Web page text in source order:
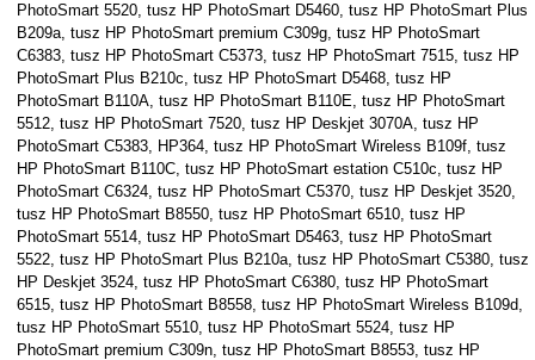
PhotoSmart 5520, tusz HP PhotoSmart D5460, tusz HP PhotoSmart Plus
B209a, tusz HP PhotoSmart premium C309g, tusz HP PhotoSmart
C6383, tusz HP PhotoSmart C5373, tusz HP PhotoSmart 7515, tusz HP
PhotoSmart Plus B210c, tusz HP PhotoSmart D5468, tusz HP
PhotoSmart B110A, tusz HP PhotoSmart B110E, tusz HP PhotoSmart
5512, tusz HP PhotoSmart 7520, tusz HP Deskjet 3070A, tusz HP
PhotoSmart C5383, HP364, tusz HP PhotoSmart Wireless B109f, tusz
HP PhotoSmart B110C, tusz HP PhotoSmart estation C510c, tusz HP
PhotoSmart C6324, tusz HP PhotoSmart C5370, tusz HP Deskjet 3520,
tusz HP PhotoSmart B8550, tusz HP PhotoSmart 6510, tusz HP
PhotoSmart 5514, tusz HP PhotoSmart D5463, tusz HP PhotoSmart
5522, tusz HP PhotoSmart Plus B210a, tusz HP PhotoSmart C5380, tusz
HP Deskjet 3524, tusz HP PhotoSmart C6380, tusz HP PhotoSmart
6515, tusz HP PhotoSmart B8558, tusz HP PhotoSmart Wireless B109d,
tusz HP PhotoSmart 5510, tusz HP PhotoSmart 5524, tusz HP
PhotoSmart premium C309n, tusz HP PhotoSmart B8553, tusz HP